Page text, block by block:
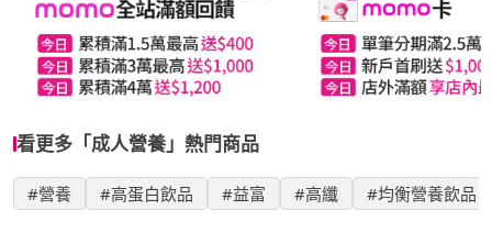
看更多「成人營養」熱門商品
#營養 #高蛋白飲品 #益富 #高纖 #均衡營養飲品